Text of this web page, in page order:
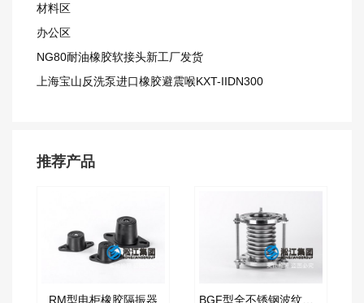
材料区
办公区
NG80耐油橡胶软接头​新工厂发货
上海宝山反洗泵进口橡胶避震喉KXT-IIDN300
推荐产品
RM型电柜橡胶隔振器